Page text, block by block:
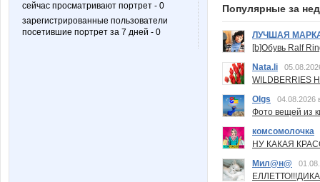
сейчас просматривают портрет - 0
зарегистрированные пользователи
посетившие портрет за 7 дней - 0
Популярные за
ЛУЧШАЯ
[b]Обувь Ralf
Nata.li
Olgs
04.08.2026
Фото вещей из
комсомолочка
НУ КАКАЯ
Мил@н@